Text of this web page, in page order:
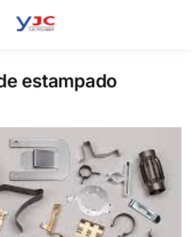
estampado